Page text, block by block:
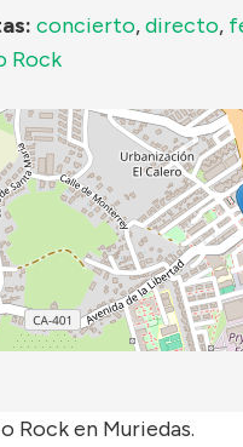
concierto,directo,
Rock
Rock en Muriedas.